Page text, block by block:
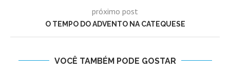
próximo post
O TEMPO DO ADVENTO NA CATEQUESE
VOCÊ TAMBÉM PODE GOSTAR